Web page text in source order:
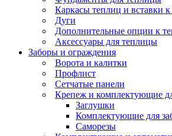
Каркасы теплиц и вставки
Дуги
Дополнительные опции к
Аксессуары для теплицы
Заборы и ограждения
Ворота и калитки
Профлист
Сетчатые панели
Крепеж и комплектующие
Заглушки
Комплектующие для
Саморезы